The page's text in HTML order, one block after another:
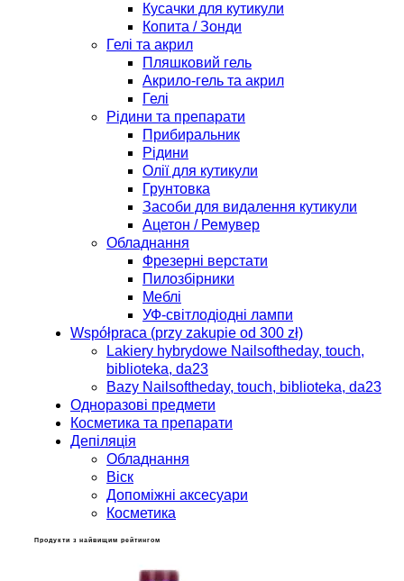
Кусачки для кутикули
Копита / Зонди
Гелі та акрил
Пляшковий гель
Акрило-гель та акрил
Гелі
Рідини та препарати
Прибиральник
Рідини
Олії для кутикули
Грунтовка
Засоби для видалення кутикули
Ацетон / Ремувер
Обладнання
Фрезерні верстати
Пилозбірники
Меблі
УФ-світлодіодні лампи
Współpraca (przy zakupie od 300 zł)
Lakiery hybrydowe Nailsoftheday, touch,
biblioteka, da23
Bazy Nailsoftheday, touch, biblioteka, da23
Одноразові предмети
Косметика та препарати
Депіляція
Обладнання
Віск
Допоміжні аксесуари
Косметика
Продукти з найвищим рейтингом